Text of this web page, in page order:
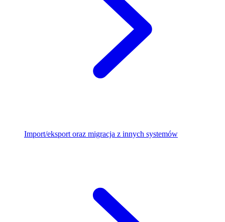
Import/eksport oraz migracja z innych systemów